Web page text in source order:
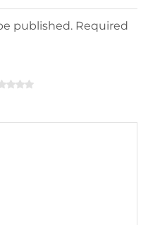
published. Required